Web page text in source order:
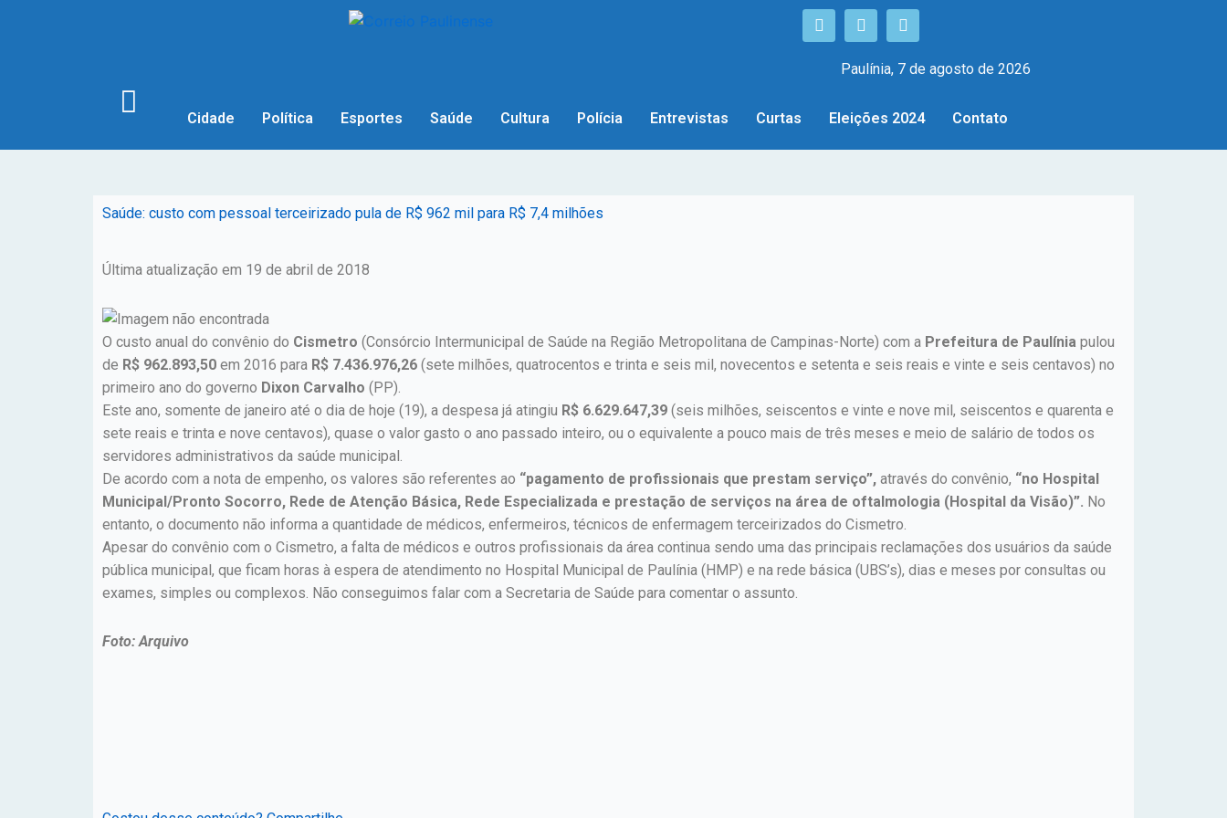
Paulínia, 7 de agosto de 2026
Cidade Política Esportes Saúde Cultura Polícia Entrevistas Curtas Eleições 2024 Contato
Saúde: custo com pessoal terceirizado pula de R$ 962 mil para R$ 7,4 milhões
Última atualização em 19 de abril de 2018
O custo anual do convênio do Cismetro (Consórcio Intermunicipal de Saúde na Região Metropolitana de Campinas-Norte) com a Prefeitura de Paulínia pulou
de R$ 962.893,50 em 2016 para R$ 7.436.976,26 (sete milhões, quatrocentos e trinta e seis mil, novecentos e setenta e seis reais e vinte e seis centavos) no
primeiro ano do governo Dixon Carvalho (PP).
Este ano, somente de janeiro até o dia de hoje (19), a despesa já atingiu R$ 6.629.647,39 (seis milhões, seiscentos e vinte e nove mil, seiscentos e quarenta e
sete reais e trinta e nove centavos), quase o valor gasto o ano passado inteiro, ou o equivalente a pouco mais de três meses e meio de salário de todos os
servidores administrativos da saúde municipal.
De acordo com a nota de empenho, os valores são referentes ao “pagamento de profissionais que prestam serviço”, através do convênio, “no Hospital
Municipal/Pronto Socorro, Rede de Atenção Básica, Rede Especializada e prestação de serviços na área de oftalmologia (Hospital da Visão)”. No
entanto, o documento não informa a quantidade de médicos, enfermeiros, técnicos de enfermagem terceirizados do Cismetro.
Apesar do convênio com o Cismetro, a falta de médicos e outros profissionais da área continua sendo uma das principais reclamações dos usuários da saúde
pública municipal, que ficam horas à espera de atendimento no Hospital Municipal de Paulínia (HMP) e na rede básica (UBS’s), dias e meses por consultas ou
exames, simples ou complexos. Não conseguimos falar com a Secretaria de Saúde para comentar o assunto.
Foto: Arquivo